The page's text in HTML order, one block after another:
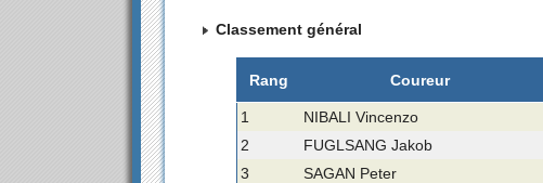
Classement général
Rang Coureur
1 NIBALI Vincenzo
2
FUGLSANG Jakob
3
SAGAN Peter